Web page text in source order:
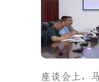
座谈会上，